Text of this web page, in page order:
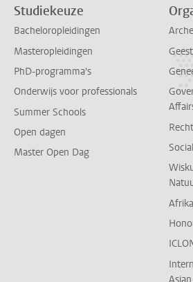
Studiekeuze
Bacheloropleidingen
Masteropleidingen
PhD-programma's
Onderwijs voor professionals
Summer Schools
Open dagen
Master Open Dag